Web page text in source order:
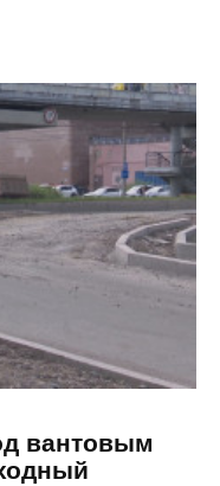
вантовым